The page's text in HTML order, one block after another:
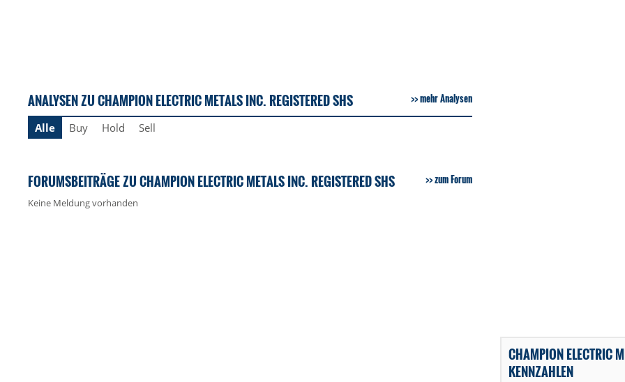
ANALYSEN ZU CHAMPION ELECTRIC METALS INC. REGISTERED SHS mehr Analysen
Alle Buy Hold Sell
FORUMSBEITRÄGE ZU CHAMPION ELECTRIC METALS INC. REGISTERED SHS zum Forum
Keine Meldung vorhanden
CHAMPION ELECTRIC
KENNZAHLEN